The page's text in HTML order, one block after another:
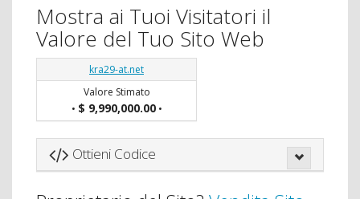
Mostra ai Tuoi Visitatori il
Valore del Tuo Sito Web
kra29-at.net
Valore Stimato
• $ 9,990,000.00•
Ottieni Codice